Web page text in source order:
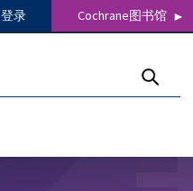
登录 Cochrane图书馆